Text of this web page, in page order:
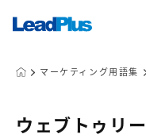
マーケティング用語集
ウェブトゥリ